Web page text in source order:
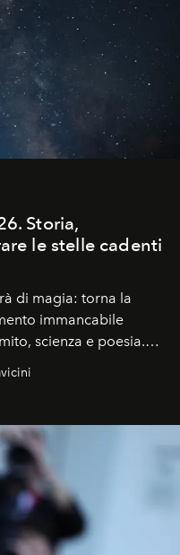
Storia,
le stelle cadenti
di magia: torna la
immancabile
scienza e poesia.
alzano verso la volta